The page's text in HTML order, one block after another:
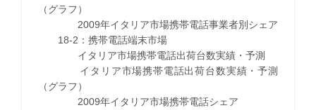
（グラフ）
2009年イタリア市場携帯電話事業者別シェア
18-2：携帯電話端末市場
イタリア市場携帯電話出荷台数実績・予測
イタリア市場携帯電話出荷台数実績・予測
（グラフ）
2009年イタリア市場携帯電話シェア